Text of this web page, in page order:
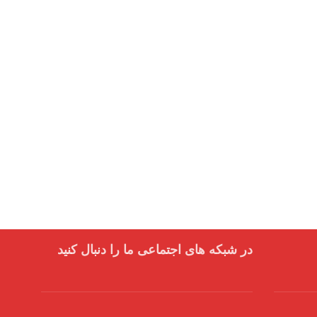
در شبکه های اجتماعی ما را دنبال کنید